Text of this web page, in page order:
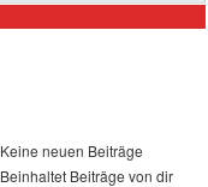
Keine neuen Beiträge
Beinhaltet Beiträge von dir